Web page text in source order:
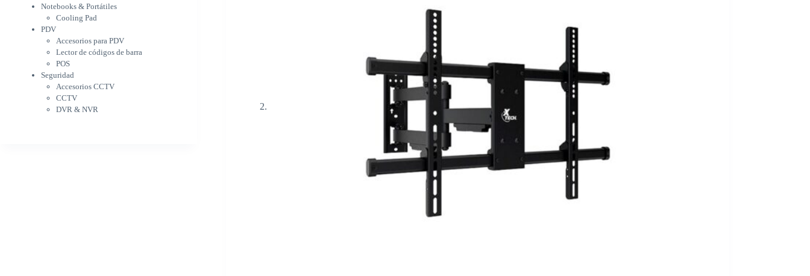
PDV
Accesorios para PDV
POS
Seguridad
Accesorios CCTV
CCTV
DVR & NVR
Sin categorizar
Notebooks & Portátiles
Cooling Pad
PDV
Accesorios para PDV
Lector de códigos de barra
POS
Seguridad
Accesorios CCTV
CCTV
DVR & NVR